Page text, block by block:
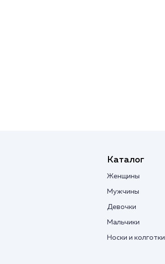
Каталог
Женщины
Мужчины
Девочки
Мальчики
Носки и колготки